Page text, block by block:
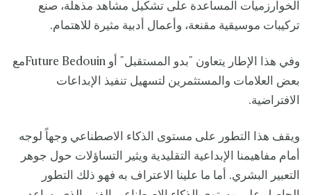
الخوارزميات المساعدة على تشكيل مشاهد مذهلة، صنع
تركيبات موسيقية مقنعة، وأعمال أدبية مثيرة للاهتمام.
وفي هذا الإطار يتعاون "بدو المستقبل" أو Future Bedouinمع
بعض العلامات والمستثمرين لتسهيل تنفيذ الإبداعات
الافتراضية.
ويقف هذا التطور على مستوى الذكاء الاصطناعي وجهاً لوجه
أمام مفاهيمنا الإبداعية التقليدية ويثير التساؤلات حول جوهر
التعبير البشري. أما ما علينا الاعتراف به فهو ذلك التطور